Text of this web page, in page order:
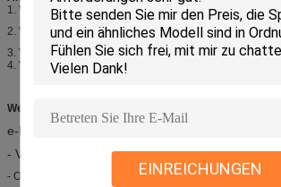
EINREICHUNGEN
1. Verwendet in Melkwohnzimmer;
2. Verwendet in Melkmaschine;
3. Verwendet, um mit Milchoberteil zusammenzupassen;
4. Verwendet für Kühe, Ziegen oder Schafe;
Wettbewerbsvorteil:
e-los Melkzeit
- Verringerter Schalebeleg
- Optimales Zwischenlagen-Leben